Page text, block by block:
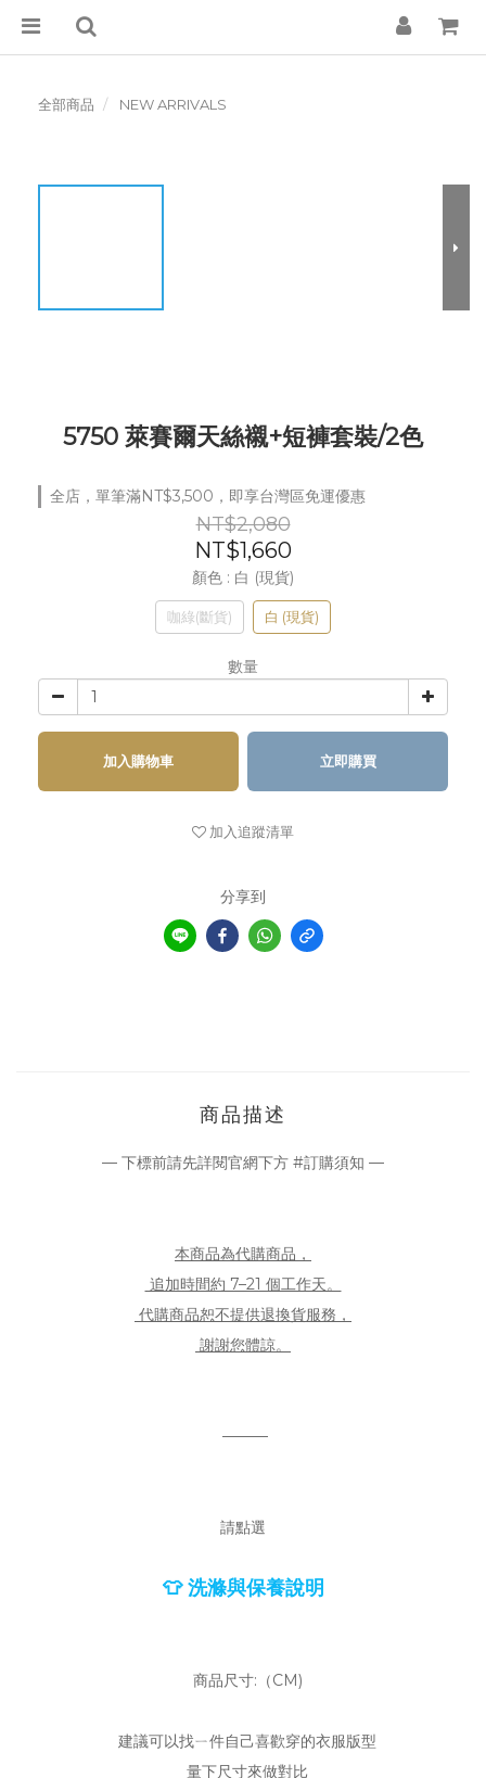
全部商品 NEW ARRIVALS
5750 萊賽爾天絲襯+短褲套裝/2色
全店，單筆滿NT$3,500，即享台灣區免運優惠
NT$2,080
NT$1,660
顏色 : 白 (現貨)
咖綠(斷貨) 白 (現貨)
數量
加入購物車 立即購買
加入追蹤清單
分享到
商品描述
— 下標前請先詳閱官網下方 #訂購須知 —
本商品為代購商品，
追加時間約 7–21 個工作天。
代購商品恕不提供退換貨服務，
謝謝您體諒。
———
請點選
👕 洗滌與保養說明
商品尺寸:（CM)
建議可以找ㄧ件自己喜歡穿的衣服版型
量下尺寸來做對比